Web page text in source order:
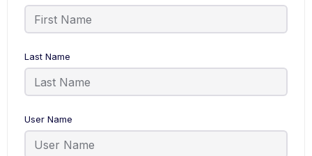
Last Name
User Name